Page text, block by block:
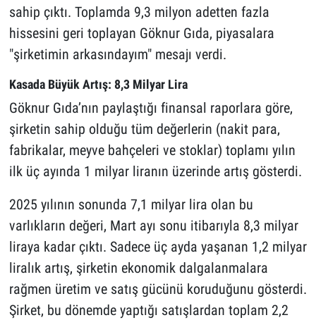
sahip çıktı. Toplamda 9,3 milyon adetten fazla
hissesini geri toplayan Göknur Gıda, piyasalara
"şirketimin arkasındayım" mesajı verdi.
Kasada Büyük Artış: 8,3 Milyar Lira
Göknur Gıda’nın paylaştığı finansal raporlara göre,
şirketin sahip olduğu tüm değerlerin (nakit para,
fabrikalar, meyve bahçeleri ve stoklar) toplamı yılın
ilk üç ayında 1 milyar liranın üzerinde artış gösterdi.
2025 yılının sonunda 7,1 milyar lira olan bu
varlıkların değeri, Mart ayı sonu itibarıyla 8,3 milyar
liraya kadar çıktı. Sadece üç ayda yaşanan 1,2 milyar
liralık artış, şirketin ekonomik dalgalanmalara
rağmen üretim ve satış gücünü koruduğunu gösterdi.
Şirket, bu dönemde yaptığı satışlardan toplam 2,2